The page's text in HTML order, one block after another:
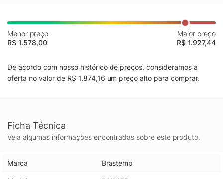
Menor preço
R$ 1.578,00
Maior preço
R$ 1.927,44
De acordo com nosso histórico de preços, consideramos a
oferta no valor de R$ 1.874,16 um preço alto para comprar.
Ficha Técnica
Veja algumas informações encontradas sobre este produto.
Marca Brastemp